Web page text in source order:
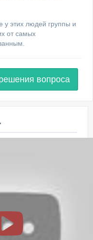
у этих людей группы и
от самых
вопроса
теме